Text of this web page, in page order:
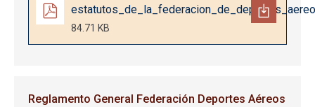
84.71 KB
Reglamento General Federación Deportes Aéreos